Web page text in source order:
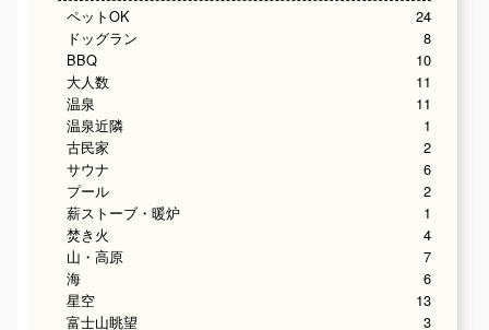
ペットOK
24
ドッグラン
8
BBQ
10
大人数
11
温泉
11
温泉近隣
1
古民家
2
サウナ
6
プール
2
薪ストーブ・暖炉
1
焚き火
4
山・高原
7
海
6
星空
13
富士山眺望
3